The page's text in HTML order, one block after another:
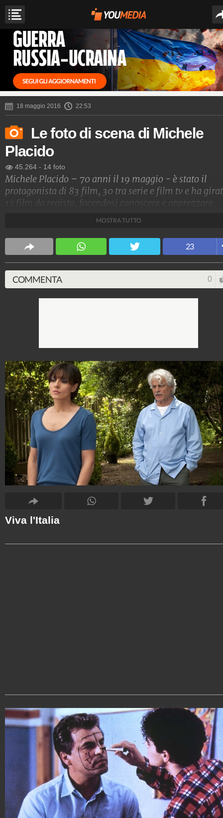
18 maggio 2016 22:53
Le foto di scena di Michele
Placido
45.264 - 14 foto
Michele Placido – 70 anni il 19 maggio - è stato il
protagonista di 83 film, 30 tra serie e film tv e ha
12 film da regista, facendosi conoscere e apprezzare
Spettacolo Fanpage
MOSTRA TUTTO
23
COMMENTA 0
Viva l'Italia